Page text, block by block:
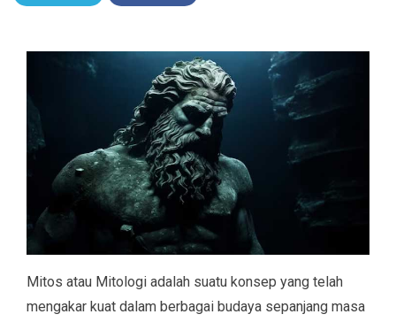
Mitos atau Mitologi adalah suatu konsep yang telah
mengakar kuat dalam berbagai budaya sepanjang masa